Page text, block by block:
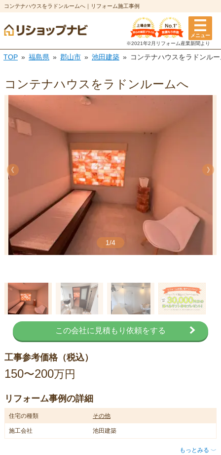
コンテナハウスをラドンルームへ｜リフォーム施工事例
メニュー
※2021年2月リフォーム産業新聞より
TOP 福島県 郡山市 池田建築 コンテナハウスをラドンル
コンテナハウスをラドンルームへ
1/4
《
《
この会社に見積もり依頼をする
工事参考価格（税込）
150〜200万円
リフォーム事例の詳細
住宅の種類 その他
施工会社 池田建築
もっとみる 〈